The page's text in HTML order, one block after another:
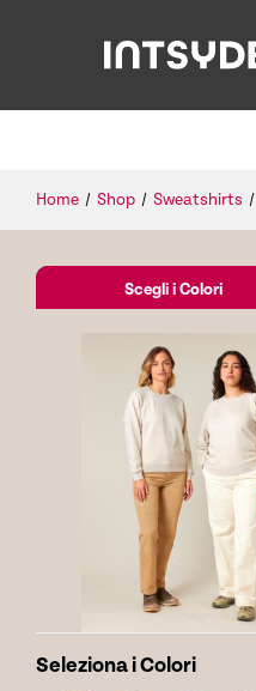
Home / Shop / Sweatshirts /
Scegli i Colori
Seleziona i Colori